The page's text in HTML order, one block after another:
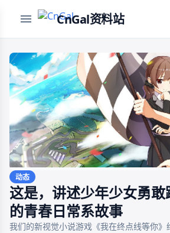
CnGal资料站
动态
这是，讲述少年少女勇
的青春日常系故事
我们的新视觉小说游戏《我在终点线等你》